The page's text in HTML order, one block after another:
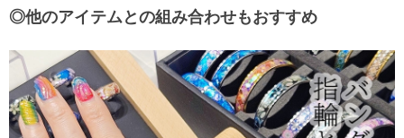
◎他のアイテムとの組み合わせもおすすめ